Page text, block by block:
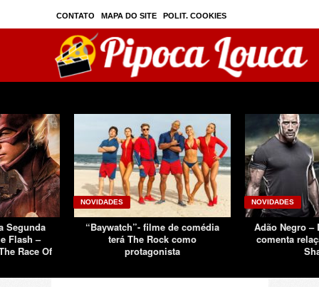
CONTATO MAPA DO SITE POLIT. COOKIES
PRIVAC./SEGURANÇA
Segunda
Flash –
Race Of
NOVIDADES
“Baywatch”- filme de comédia
terá The Rock como
protagonista
NOVIDADES
Adão Negro –
comenta